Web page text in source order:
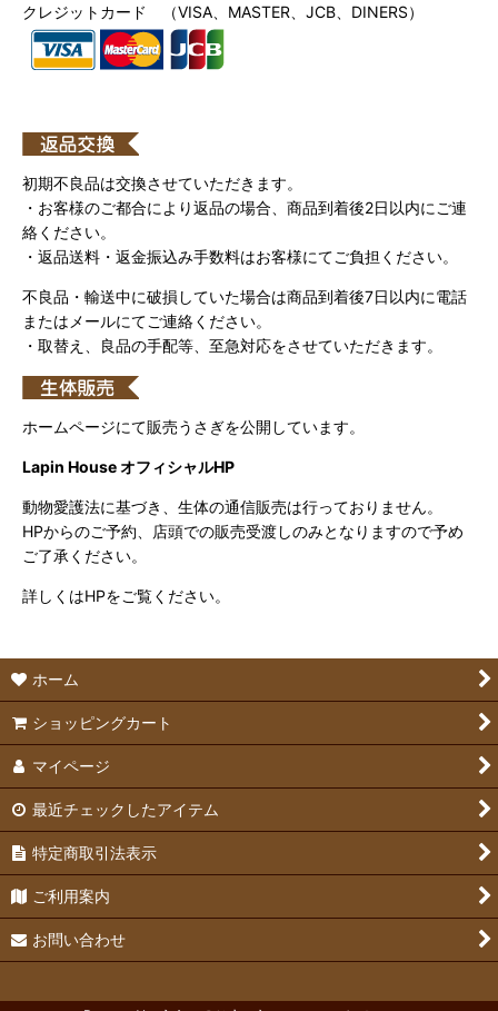
クレジットカード （VISA、MASTER、JCB、DINERS）
初期不良品は交換させていただきます。
・お客様のご都合により返品の場合、商品到着後2日以内にご連
絡ください。
・返品送料・返金振込み手数料はお客様にてご負担ください。
不良品・輸送中に破損していた場合は商品到着後7日以内に電話
またはメールにてご連絡ください。
・取替え、良品の手配等、至急対応をさせていただきます。
ホームページにて販売うさぎを公開しています。
Lapin House オフィシャルHP
動物愛護法に基づき、生体の通信販売は行っておりません。
HPからのご予約、店頭での販売受渡しのみとなりますので予め
ご了承ください。
詳しくはHPをご覧ください。
ホーム
ショッピングカート
マイページ
最近チェックしたアイテム
特定商取引法表示
ご利用案内
お問い合わせ